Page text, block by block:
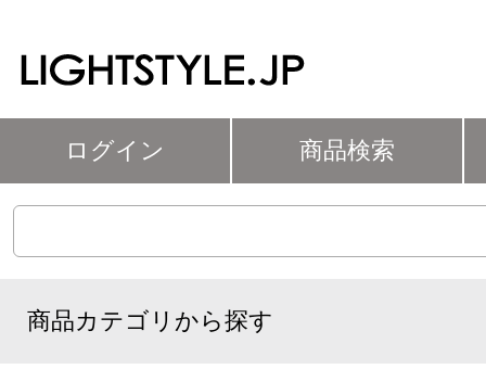
ログイン 商品検索
商品カテゴリから探す